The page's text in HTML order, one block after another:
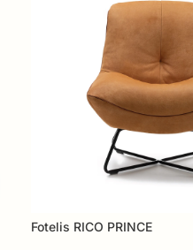
Fotelis RICO PRINCE